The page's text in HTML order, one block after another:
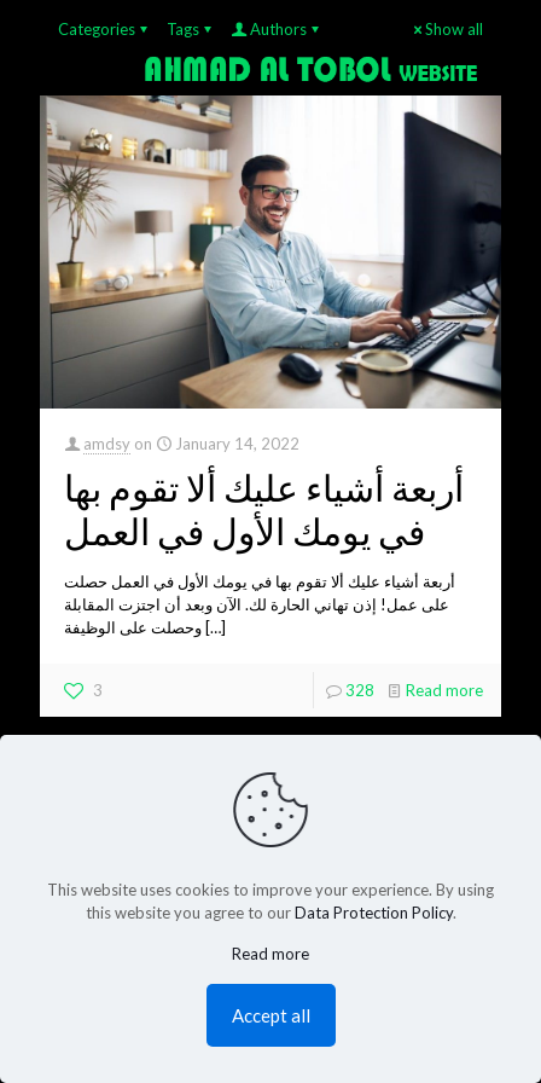
Categories Tags Authors Show all
amdsy on January 14, 2022
أربعة أشياء عليك ألا تقوم بها
في يومك الأول في العمل
أربعة أشياء عليك ألا تقوم بها في يومك الأول في العمل حصلت
على عمل! إذن تهاني الحارة لك. الآن وبعد أن اجتزت المقابلة
وحصلت على الوظيفة […]
3 328 Read more
This website uses cookies to improve your experience. By using
this website you agree to ourData Protection Policy.
Read more
Accept all